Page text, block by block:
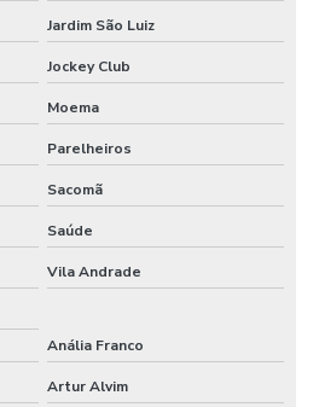
solo preço
Jardim São Luiz
Jockey Club
Moema
Parelheiros
Sacomã
Saúde
Vila Andrade
Anália Franco
Artur Alvim